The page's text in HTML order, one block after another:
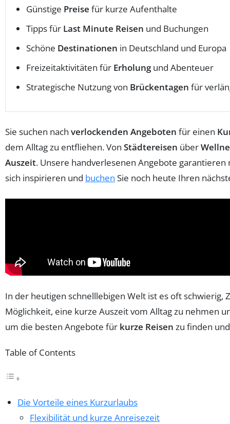
Günstige Preise für kurze Aufenthalte
Tipps für Last Minute Reisen und Buchungen
Schöne Destinationen in Deutschland und Europa
Freizeitaktivitäten für Erholungund Abenteuer
Strategische Nutzung von Brückentagen für
Sie suchen nach verlockenden Angeboten für einen
dem Alltag zu entfliehen. Von Städtereisen über
Auszeit. Unsere handverlesenen Angebote
sich inspirieren und buchen Sie noch heute Ihren
In der heutigen schnelllebigen Welt ist es oft
Möglichkeit, eine kurze Auszeit vom Alltag zu nehmen
um die besten Angebote für kurze Reisen zu finden
Table of Contents
Die Vorteile eines Kurzurlaubs
Flexibilität und kurze Anreisezeit